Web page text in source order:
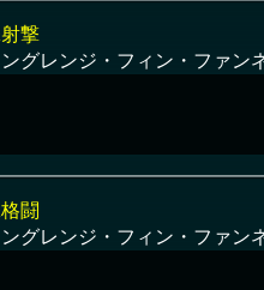
撃
ングレンジ・フィン・ファン
闘
ングレンジ・フィン・ファン